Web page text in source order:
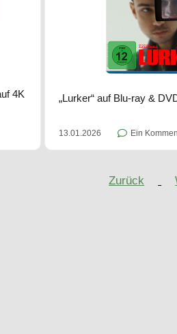
4K
„Lurker“ auf Blu-ray &
13.01.2026 Ein
Zurück